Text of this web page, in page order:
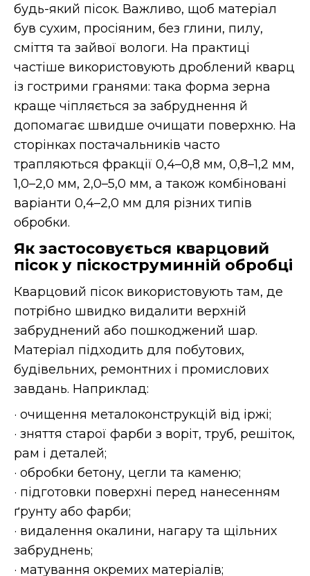
будь-який пісок. Важливо, щоб матеріал
був сухим, просіяним, без глини, пилу,
сміття та зайвої вологи. На практиці
частіше використовують дроблений кварц
із гострими гранями: така форма зерна
краще чіпляється за забруднення й
допомагає швидше очищати поверхню. На
сторінках постачальників часто
трапляються фракції 0,4–0,8 мм, 0,8–1,2 мм,
1,0–2,0 мм, 2,0–5,0 мм, а також комбіновані
варіанти 0,4–2,0 мм для різних типів
обробки.
Як застосовується кварцовий
пісок у піскоструминній обробці
Кварцовий пісок використовують там, де
потрібно швидко видалити верхній
забруднений або пошкоджений шар.
Матеріал підходить для побутових,
будівельних, ремонтних і промислових
завдань. Наприклад:
· очищення металоконструкцій від іржі;
· зняття старої фарби з воріт, труб, решіток,
рам і деталей;
· обробки бетону, цегли та каменю;
· підготовки поверхні перед нанесенням
ґрунту або фарби;
· видалення окалини, нагару та щільних
забруднень;
· матування окремих матеріалів;